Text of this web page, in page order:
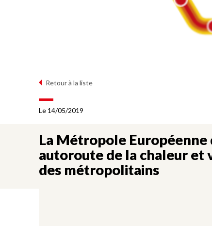
Retour à la liste
Le 14/05/2019
La Métropole Européenne
autoroute de la chaleur et
des métropolitains